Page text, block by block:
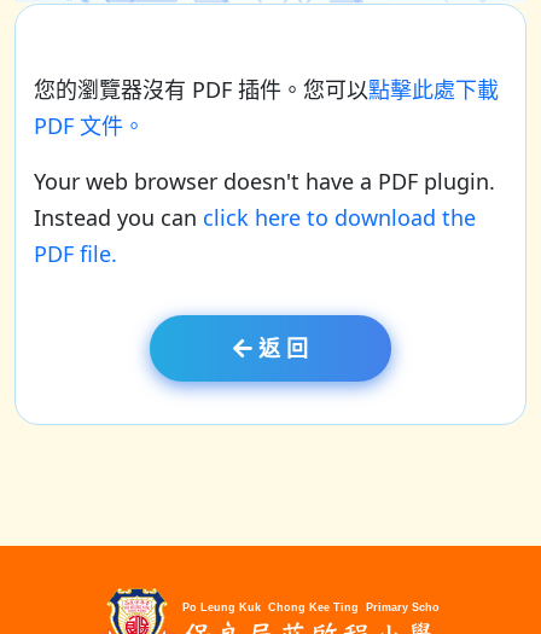
您的瀏覽器沒有 PDF 插件。您可以點擊此處下載
PDF 文件。
Your web browser doesn't have a PDF plugin.
Instead you can click here to download the
PDF file.
返 回